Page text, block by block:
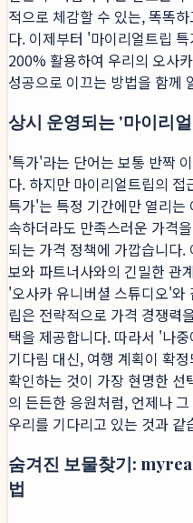
적으로 체감할 수 있는, 똑똑
다. 이제부터 '마이리얼트립
200% 활용하여 우리의 오사
성공으로 이끄는 방법을 함께
상시 운영되는 '마이리
'특가'라는 단어는 보통 반짝
다. 하지만 마이리얼트립의
특가'는 특정 기간에만 열리는
속하더라도 만족스러운 가격
되는 가격 정책에 가깝습니다
보와 파트너사와의 긴밀한 관
'오사카 유니버셜 스튜디오'와
립은 전략적으로 가격 경쟁력
택을 제공합니다. 따라서 '나
기다림 대신, 여행 계획이 확
확인하는 것이 가장 현명한
의 든든한 응원처럼, 언제나
우리를 기다리고 있는 것과 같
숨겨진 보물찾기:
법